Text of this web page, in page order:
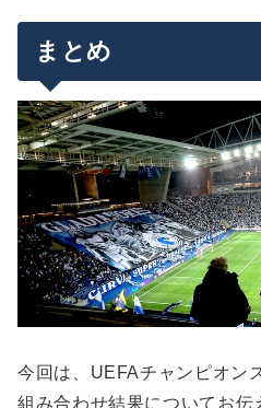
まとめ
今回は、UEFAチャンピオン
組み合わせ結果についてお伝